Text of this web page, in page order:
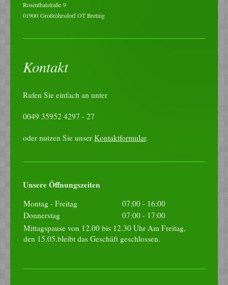
Rosenthalstraße 9
01900 Großröhrsdorf OT Bretnig
Kontakt
Rufen Sie einfach an unter
0049 35952 4297 - 27
oder nutzen Sie unser Kontaktformular.
Unsere Öffnungszeiten
Montag - Freitag 07:00 - 16:00
Donnerstag
07:00 - 17:00
Mittagspause von 12.00 bis 12.30 Uhr Am Freitag,
den 15.05.bleibt das Geschäft geschlossen.